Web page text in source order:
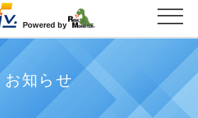
Powered by
お知らせ